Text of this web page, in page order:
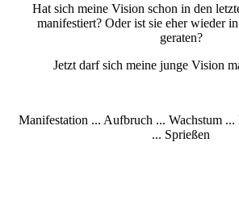
Hat sich meine Vision schon in den
manifestiert? Oder ist sie eher wieder
geraten?
Jetzt darf sich meine junge Vision
Manifestation ... Aufbruch ... Wachstum
... Sprießen